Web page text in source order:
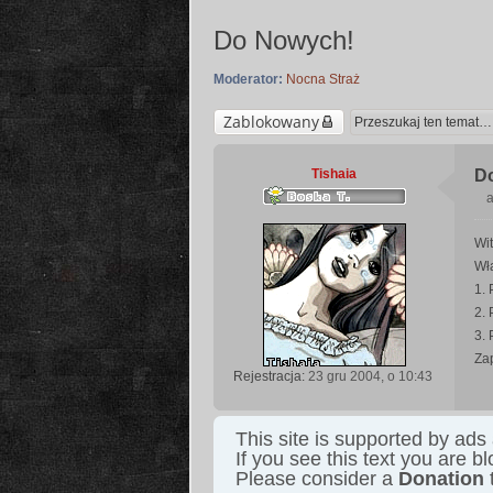
Do Nowych!
Moderator: Nocna Straż
Zablokowany
Tishaia
Rejestracja: 23 gru 2004, o 10:43
s
t
1.
2.
3.
This site is supported by ads
If you see this text you are
Please consider a Donation